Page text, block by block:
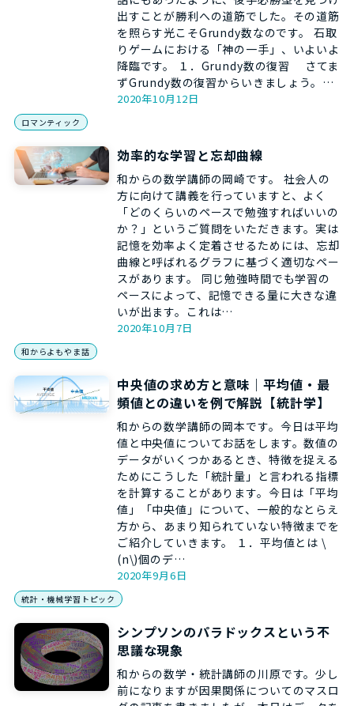
出すことが勝利への道筋でした。その道筋
を照らす光こそGrundy数なのです。 石取
りゲームにおける「神の一手」、いよいよ
降臨です。 １．Grundy数の復習 さてま
ずGrundy数の復習からいきましょう。…
2020年10月12日
ロマンティック
効率的な学習と忘却曲線
和からの数学講師の岡崎です。 社会人の
方に向けて講義を行っていますと、よく
「どのくらいのペースで勉強すればいいの
か？」というご質問をいただきます。実は
記憶を効率よく定着させるためには、忘却
曲線と呼ばれるグラフに基づく適切なペー
スがあります。 同じ勉強時間でも学習の
ペースによって、記憶できる量に大きな違
いが出ます。これは…
2020年10月7日
和からよもやま話
中央値の求め方と意味｜平均値・最
頻値との違いを例で解説【統計学】
和からの数学講師の岡本です。今日は平均
値と中央値についてお話をします。数値の
データがいくつかあるとき、特徴を捉える
ためにこうした「統計量」と言われる指標
を計算することがあります。今日は「平均
値」「中央値」について、一般的なとらえ
方から、あまり知られていない特徴までを
ご紹介していきます。 １．平均値とは \
(n\)個のデ…
2020年9月6日
統計・機械学習トピック
シンプソンのパラドックスという不
思議な現象
和からの数学・統計講師の川原です。少し
前になりますが因果関係についてのマスロ